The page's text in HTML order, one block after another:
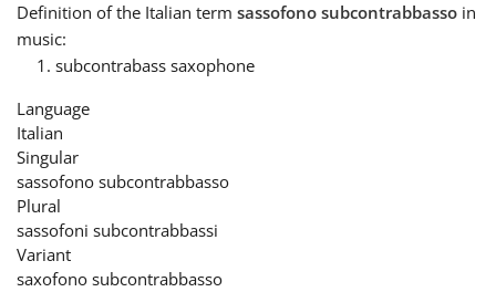
Български
English
Definition of the Italian term sassofono subcontrabbasso in
music:
subcontrabass saxophone
Language
Italian
Singular
sassofono subcontrabbasso
Plural
sassofoni subcontrabbassi
Variant
saxofono subcontrabbasso